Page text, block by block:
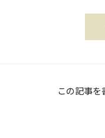
この記事